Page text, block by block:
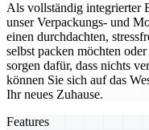
Als vollständig integrierter
unser Verpackungs- und
einen durchdachten,
selbst packen möchten
sorgen dafür, dass nichts
können Sie sich auf das
Ihr neues Zuhause.
Features